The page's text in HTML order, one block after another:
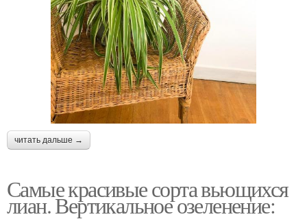
читать дальше →
Самые красивые сорта вьющихся
лиан. Вертикальное озеленение: